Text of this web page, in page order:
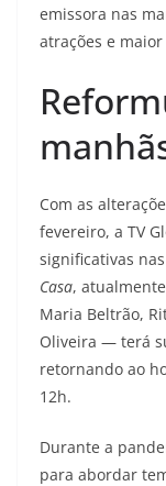
emissora nas
atrações e
Com as
fevereiro, a TV
significativas
Casa,
Maria Beltrão,
Oliveira — terá
retornando ao
12h.
Durante a
para abordar